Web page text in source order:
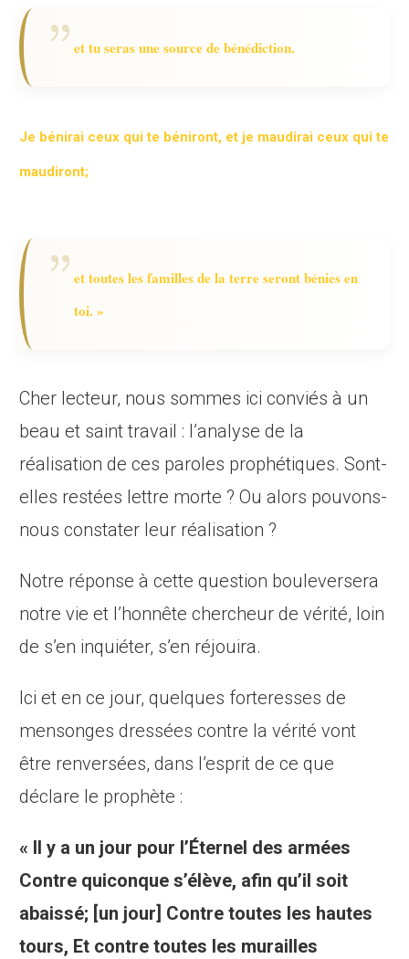
ettu seras une source de bénédiction.
Je bénirai ceux qui te béniront, et je maudirai ceux qui te
maudiront;
et toutes les familles de la terre seront bénies en
toi. »
Cher lecteur, nous sommes ici conviés à un
beau et saint travail : l’analyse de la
réalisation de ces paroles prophétiques. Sont-
elles restées lettre morte ? Ou alors pouvons-
nous constater leur réalisation ?
Notre réponse à cette question bouleversera
notre vie et l’honnête chercheur de vérité, loin
de s’en inquiéter, s’en réjouira.
Ici et en ce jour, quelques forteresses de
mensonges dressées contre la vérité vont
être renversées, dans l’esprit de ce que
déclare le prophète :
« Il y a un jour pour l’Éternel des armées
Contre quiconque s’élève, afin qu’il soit
abaissé; [un jour] Contre toutes les hautes
tours, Et contre toutes les murailles